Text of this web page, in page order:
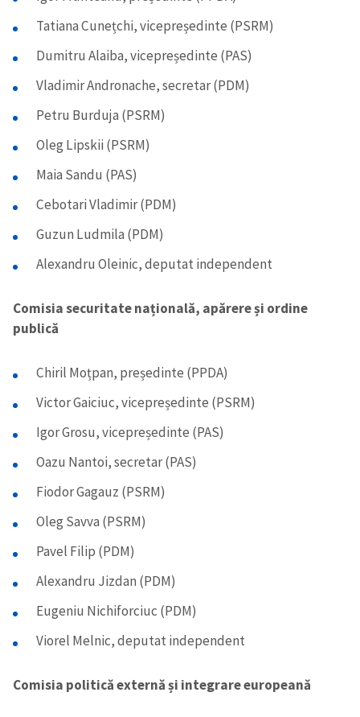
Tatiana Cunețchi, vicepreședinte (PSRM)
Dumitru Alaiba, vicepreședinte (PAS)
Vladimir Andronache, secretar (PDM)
Petru Burduja (PSRM)
Oleg Lipskii (PSRM)
Maia Sandu (PAS)
Cebotari Vladimir (PDM)
Guzun Ludmila (PDM)
Alexandru Oleinic, deputat independent
Comisia securitate națională, apărere și ordine
publică
Chiril Moțpan, președinte (PPDA)
Victor Gaiciuc, vicepreședinte (PSRM)
Igor Grosu, vicepreședinte (PAS)
Oazu Nantoi, secretar (PAS)
Fiodor Gagauz (PSRM)
Oleg Savva (PSRM)
Pavel Filip (PDM)
Alexandru Jizdan (PDM)
Eugeniu Nichiforciuc (PDM)
Viorel Melnic, deputat independent
Comisia politică externă și integrare europeană